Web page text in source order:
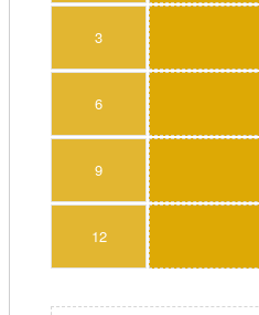
3
6
9
12